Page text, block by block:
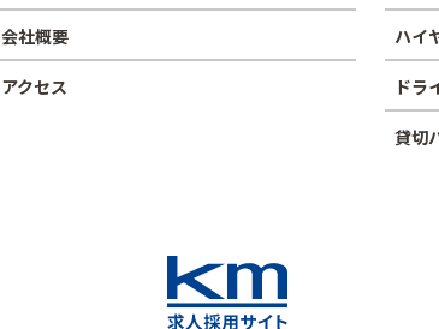
会社概要
アクセス
ハイ
ドラ
貸切